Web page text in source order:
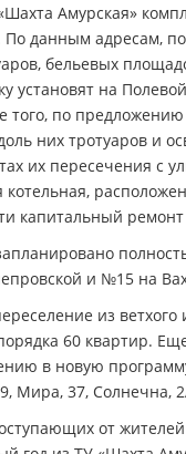
Амурская»
данным адресам,
бельевых
установят на
того, по
них тротуаров и
их пересечения с
котельная,
капитальный
и №15 на
из
60 квартир.
в новую
Мира, 37, Солнечна,
от жителей